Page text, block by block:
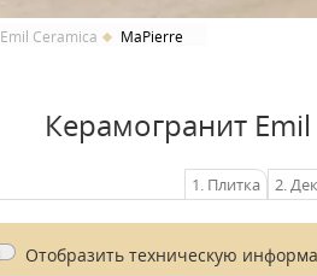
Emil Ceramica MaPierre
Керамогранит
1. Плитка 2.
Отобразить техническую